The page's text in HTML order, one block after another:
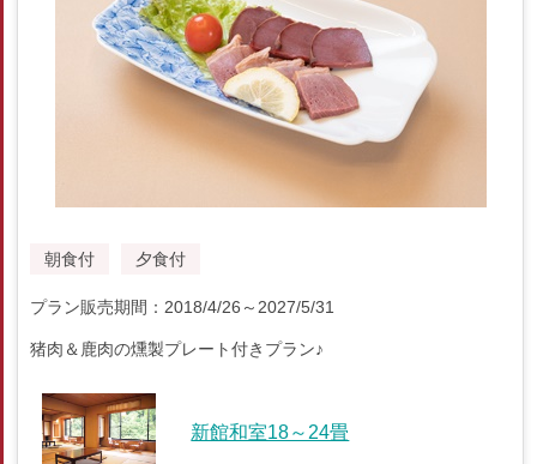
朝食付 夕食付
プラン販売期間：2018/4/26～2027/5/31
猪肉＆鹿肉の燻製プレート付きプラン♪
新館和室18～24畳